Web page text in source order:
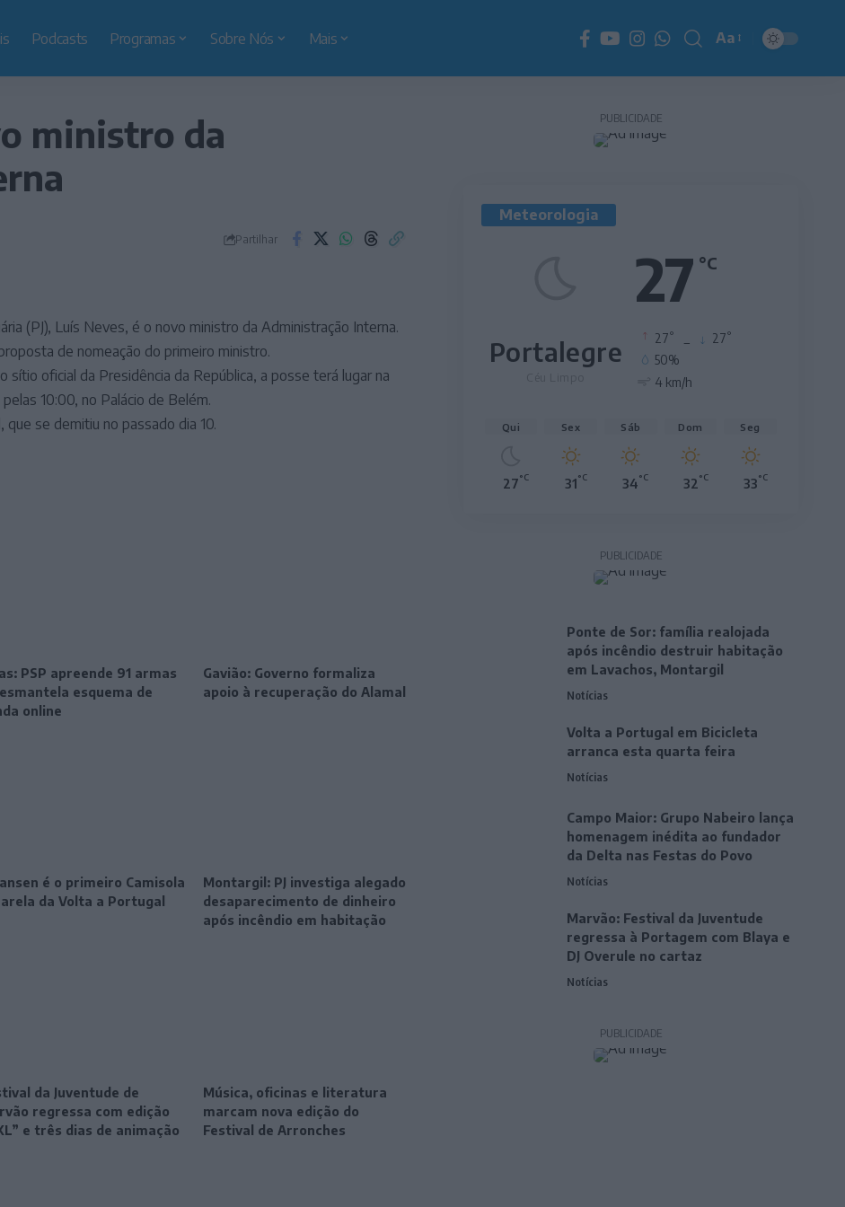
Podcasts Programas Sobre Nós Mais
Redimensionador
de
Aa
ministro da
Partilhar
(PJ), Luís Neves, é o novo ministro da Administração Interna.
de nomeação do primeiro ministro.
sítio oficial da Presidência da República, a posse terá lugar na
10:00, no Palácio de Belém.
se demitiu no passado dia 10.
PSP apreende 91 armas
esquema de
online
Gavião: Governo formaliza
apoio à recuperação do Alamal
é o primeiro Camisola
da Volta a Portugal
Montargil: PJ investiga alegado
desaparecimento de dinheiro
após incêndio em habitação
da Juventude de
regressa com edição
e três dias de animação
Música, oficinas e literatura
marcam nova edição do
Festival de Arronches
PUBLICIDADE
Meteorologia
27 °C
Portalegre 27° 27°
50%
4 km/h
Qui
27°C
Sex
31°C
Sáb
34°C
Dom
32°C
Seg
33°C
PUBLICIDADE
Ponte de Sor: família realojada
após incêndio destruir habitação
em Lavachos, Montargil
Notícias
Volta a Portugal em Bicicleta
arranca esta quarta feira
Notícias
Campo Maior: Grupo Nabeiro lança
homenagem inédita ao fundador
da Delta nas Festas do Povo
Notícias
Marvão: Festival da Juventude
regressa à Portagem com Blaya e
DJ Overule no cartaz
Notícias
PUBLICIDADE